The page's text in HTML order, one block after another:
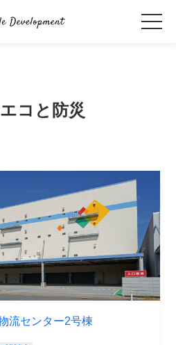
コと防災
流センター2号棟